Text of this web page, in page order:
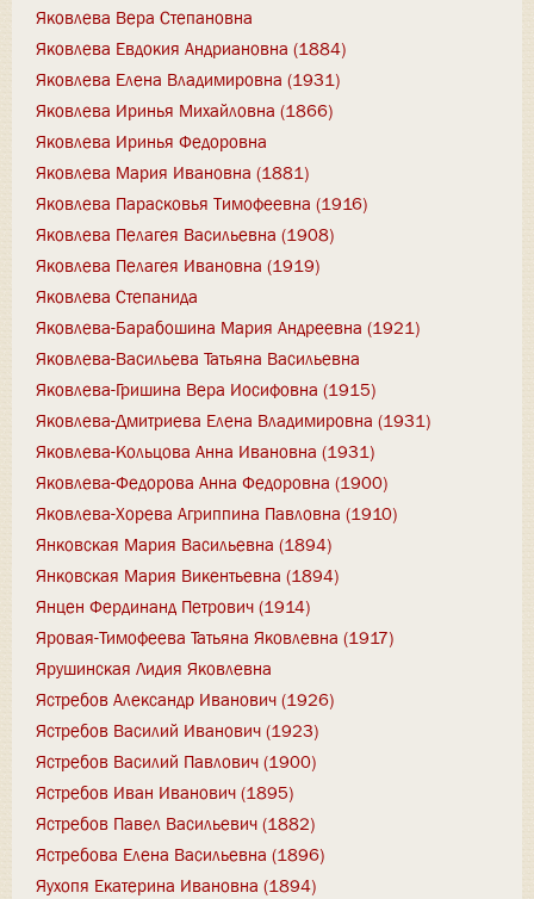
Яковлева Вера Степановна
Яковлева Евдокия Андриановна (1884)
Яковлева Елена Владимировна (1931)
Яковлева Иринья Михайловна (1866)
Яковлева Иринья Федоровна
Яковлева Мария Ивановна (1881)
Яковлева Парасковья Тимофеевна (1916)
Яковлева Пелагея Васильевна (1908)
Яковлева Пелагея Ивановна (1919)
Яковлева Степанида
Яковлева-Барабошина Мария Андреевна (1921)
Яковлева-Васильева Татьяна Васильевна
Яковлева-Гришина Вера Иосифовна (1915)
Яковлева-Дмитриева Елена Владимировна (1931)
Яковлева-Кольцова Анна Ивановна (1931)
Яковлева-Федорова Анна Федоровна (1900)
Яковлева-Хорева Агриппина Павловна (1910)
Янковская Мария Васильевна (1894)
Янковская Мария Викентьевна (1894)
Янцен Фердинанд Петрович (1914)
Яровая-Тимофеева Татьяна Яковлевна (1917)
Ярушинская Лидия Яковлевна
Ястребов Александр Иванович (1926)
Ястребов Василий Иванович (1923)
Ястребов Василий Павлович (1900)
Ястребов Иван Иванович (1895)
Ястребов Павел Васильевич (1882)
Ястребова Елена Васильевна (1896)
Яухопя Екатерина Ивановна (1894)